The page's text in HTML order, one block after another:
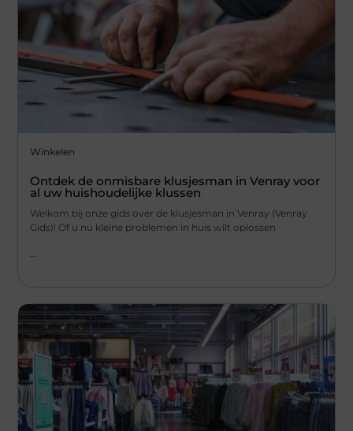
Winkelen
Ontdek de onmisbare klusjesman in Venray voor
al uw huishoudelijke klussen
Welkom bij onze gids over de klusjesman in Venray (Venray
Gids)! Of u nu kleine problemen in huis wilt oplossen